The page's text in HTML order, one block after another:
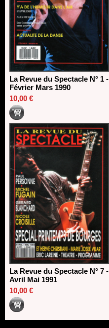
La Revue du Spectacle N° 1 -
Février Mars 1990
10,00 €
La Revue du Spectacle N° 7 -
Avril Mai 1991
10,00 €